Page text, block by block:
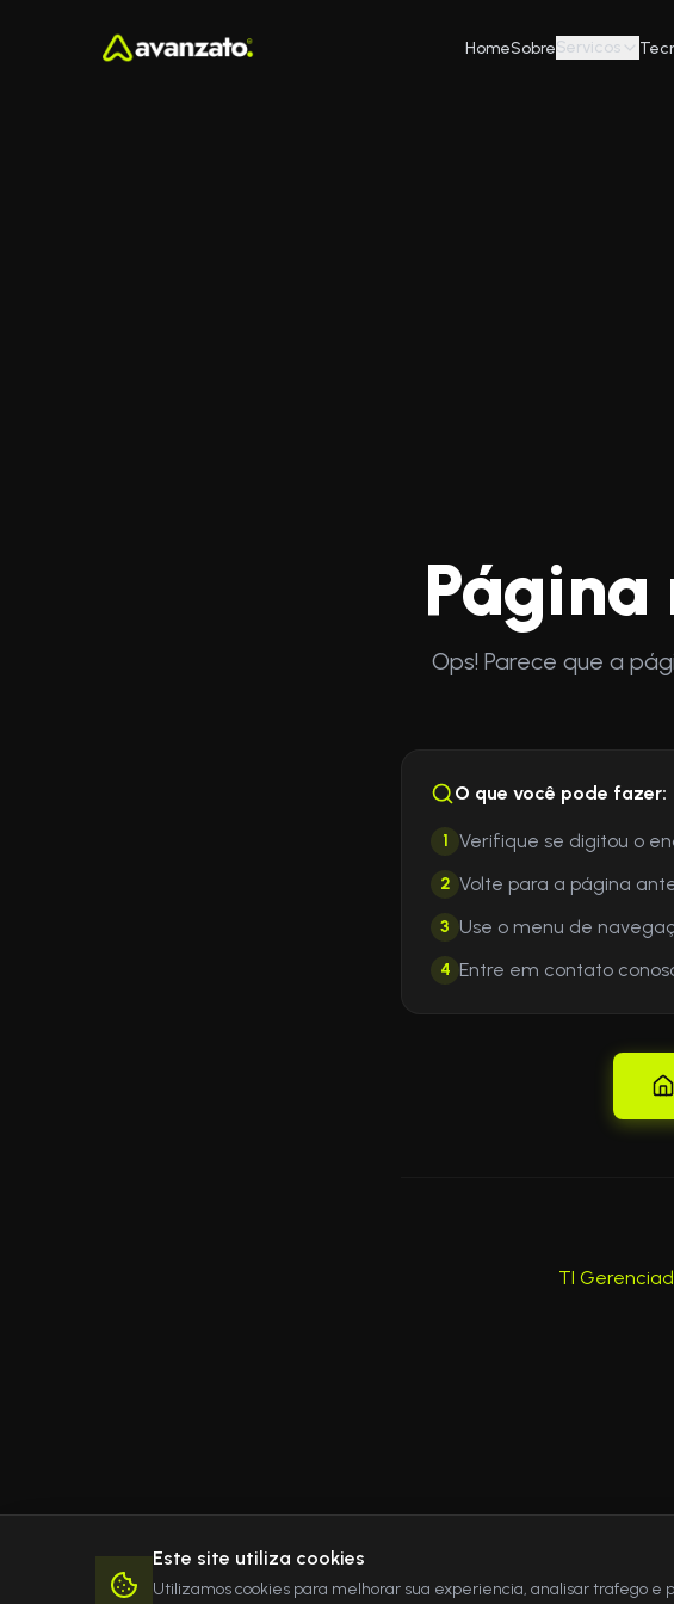
HomeSobreServicos
Ops! Parece que a
O que você pode fazer:
1 Verifique se digitou o
2 Volte para a página
3 Use o menu de
4 Entre em contato
TI
Este site utiliza cookies
Utilizamos cookies para melhorar sua experiencia, analisar trafego e